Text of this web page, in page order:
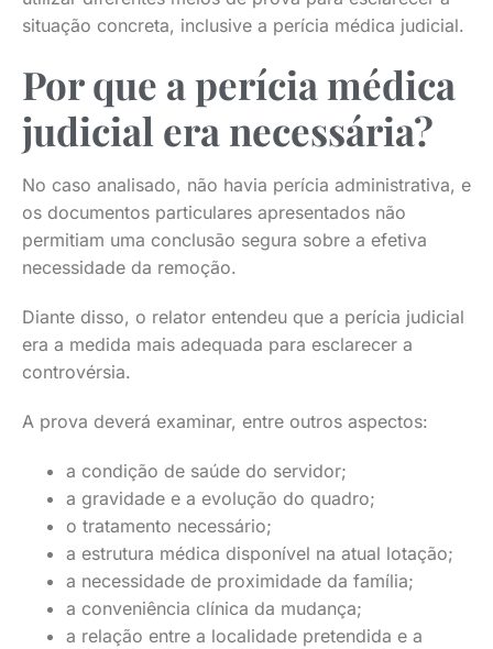
situação concreta, inclusive a perícia médica judicial.
Por que a perícia médica
judicial era necessária?
No caso analisado, não havia perícia administrativa, e
os documentos particulares apresentados não
permitiam uma conclusão segura sobre a efetiva
necessidade da remoção.
Diante disso, o relator entendeu que a perícia judicial
era a medida mais adequada para esclarecer a
controvérsia.
A prova deverá examinar, entre outros aspectos:
a condição de saúde do servidor;
a gravidade e a evolução do quadro;
o tratamento necessário;
a estrutura médica disponível na atual lotação;
a necessidade de proximidade da família;
a conveniência clínica da mudança;
a relação entre a localidade pretendida e a